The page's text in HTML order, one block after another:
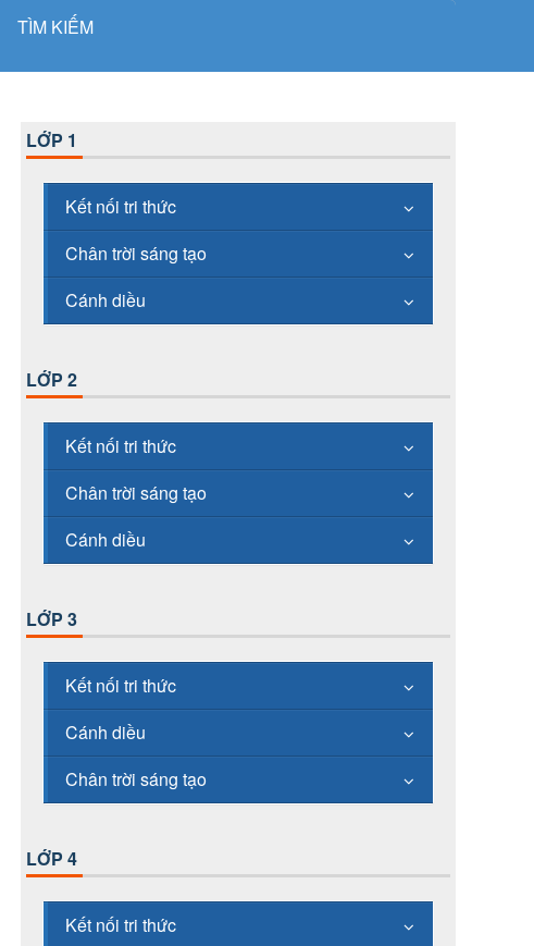
TÌM KIẾM
LỚP 1
Kết nối tri thức
Chân trời sáng tạo
Cánh diều
LỚP 2
Kết nối tri thức
Chân trời sáng tạo
Cánh diều
LỚP 3
Kết nối tri thức
Cánh diều
Chân trời sáng tạo
LỚP 4
Kết nối tri thức